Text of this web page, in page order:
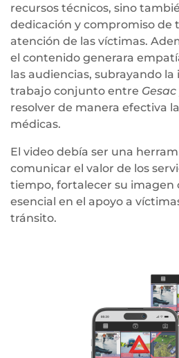
recursos técnicos, sino
dedicación y compromiso de
atención de las víctimas.
el contenido generara
las audiencias, subrayando
trabajo conjunto entre Gesac
resolver de manera efectiva
médicas.
El video debía ser una
comunicar el valor de los
tiempo, fortalecer su imagen
esencial en el apoyo a
tránsito.